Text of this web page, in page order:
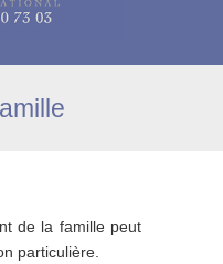
de la famille peut
particulière.